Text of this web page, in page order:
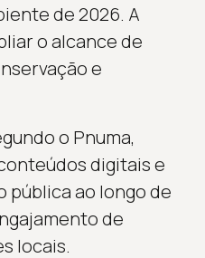
de 2026. A
o alcance de
e
o Pnuma,
digitais e
pública ao longo de
de
locais.